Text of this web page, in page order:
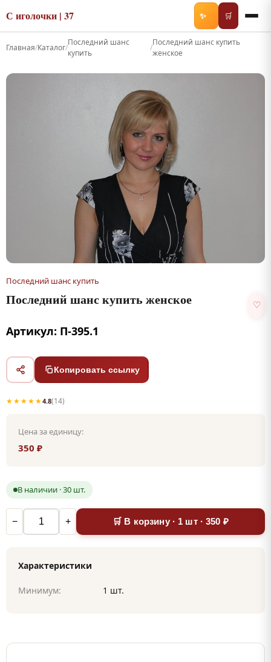
С иголочки | 37 ✨ 🛒
Главная/Каталог/
Последний шанс
купить
/
Последний шанс купить
женское
Последний шанс купить
Последний шанс купить женское ♡
Артикул: П-395.1
Копировать ссылку
★★★★★4.8(14)
Цена за единицу:
350 ₽
В наличии · 30 шт.
− + 🛒 В корзину · 1 шт · 350 ₽
Характеристики
Минимум: 1 шт.